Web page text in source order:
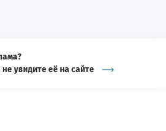
увидите её на сайте